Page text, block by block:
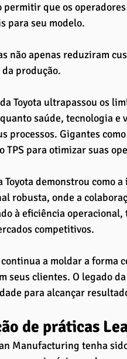
permitir que os
para seu modelo.
não apenas reduziram
produção.
Toyota ultrapassou os
saúde, tecnologia e
processos. Gigantes como
TPS para otimizar suas
Toyota demonstrou como
robusta, onde a
à eficiência
competitivos.
a moldar a forma
seus clientes. O legado
para alcançar
de práticas
Manufacturing tenha